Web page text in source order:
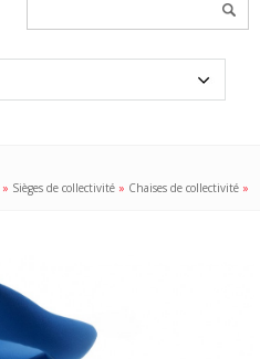
» Sièges de collectivité » Chaises de collectivité »